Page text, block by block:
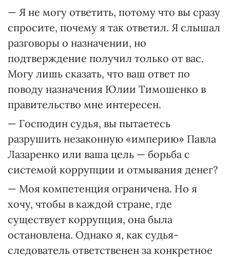
— Я не могу ответить, потому что вы сразу
спросите, почему я так ответил. Я слышал
разговоры о назначении, но
подтверждение получил только от вас.
Могу лишь сказать, что ваш ответ по
поводу назначения Юлии Тимошенко в
правительство мне интересен.
— Господин судья, вы пытаетесь
разрушить незаконную «империю» Павла
Лазаренко или ваша цель — борьба с
системой коррупции и отмывания денег?
— Моя компетенция ограничена. Но я
хочу, чтобы в каждой стране, где
существует коррупция, она была
остановлена. Однако я, как судья-
следователь ответственен за конкретное